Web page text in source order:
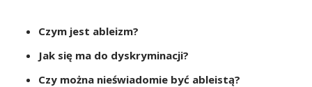
Czym jest ableizm?
Jak się ma do dyskryminacji?
Czy można nieświadomie być ableistą?